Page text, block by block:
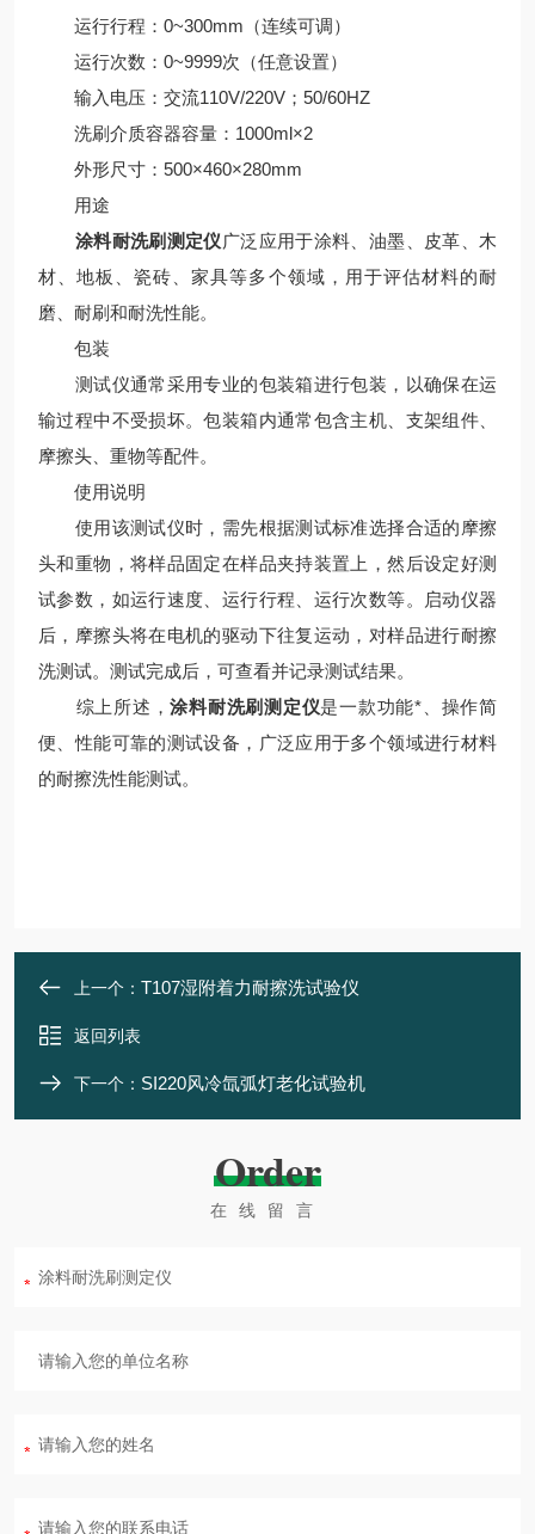
运行行程：0~300mm（连续可调）
运行次数：0~9999次（任意设置）
输入电压：交流110V/220V；50/60HZ
洗刷介质容器容量：1000ml×2
外形尺寸：500×460×280mm
用途
涂料耐洗刷测定仪广泛应用于涂料、油墨、皮革、木
材、地板、瓷砖、家具等多个领域，用于评估材料的耐
磨、耐刷和耐洗性能。
包装
测试仪通常采用专业的包装箱进行包装，以确保在运
输过程中不受损坏。包装箱内通常包含主机、支架组件、
摩擦头、重物等配件。
使用说明
使用该测试仪时，需先根据测试标准选择合适的摩擦
头和重物，将样品固定在样品夹持装置上，然后设定好测
试参数，如运行速度、运行行程、运行次数等。启动仪器
后，摩擦头将在电机的驱动下往复运动，对样品进行耐擦
洗测试。测试完成后，可查看并记录测试结果。
综上所述，涂料耐洗刷测定仪是一款功能*、操作简
便、性能可靠的测试设备，广泛应用于多个领域进行材料
的耐擦洗性能测试。
上一个： T107湿附着力耐擦洗试验仪
返回列表
下一个： SI220风冷氙弧灯老化试验机
Order
在线留言